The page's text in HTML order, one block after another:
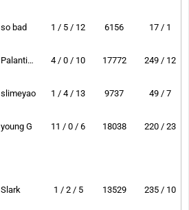
so bad 1 / 5 / 12 6156 17 / 1
Palantimos 4 / 0 / 10 17772 249 / 12
slimeyao 1 / 4 / 13 9737 49 / 7
young G 11 / 0 / 6 18038 220 / 23
Slark 1 / 2 / 5 13529 235 / 10